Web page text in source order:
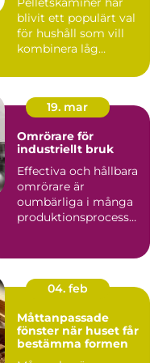
blivit ett populärt val
för hushåll som vill
kombinera låg
d me...
19. mar
Omrörare för
industriellt bruk
Effectiva och hållbara
omrörare är
oumbärliga i många
produktionsprocesse..
04. feb
Måttanpassade
fönster när huset får
bestämma formen